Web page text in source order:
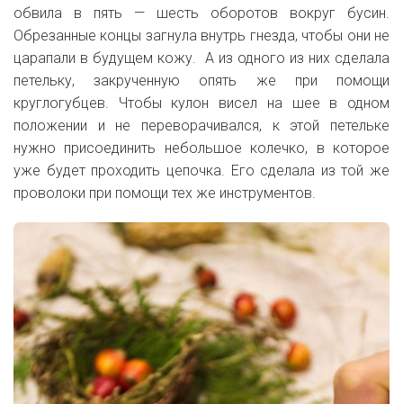
обвила в пять — шесть оборотов вокруг бусин.
Обрезанные концы загнула внутрь гнезда, чтобы они не
царапали в будущем кожу. А из одного из них сделала
петельку, закрученную опять же при помощи
круглогубцев. Чтобы кулон висел на шее в одном
положении и не переворачивался, к этой петельке
нужно присоединить небольшое колечко, в которое
уже будет проходить цепочка. Его сделала из той же
проволоки при помощи тех же инструментов.